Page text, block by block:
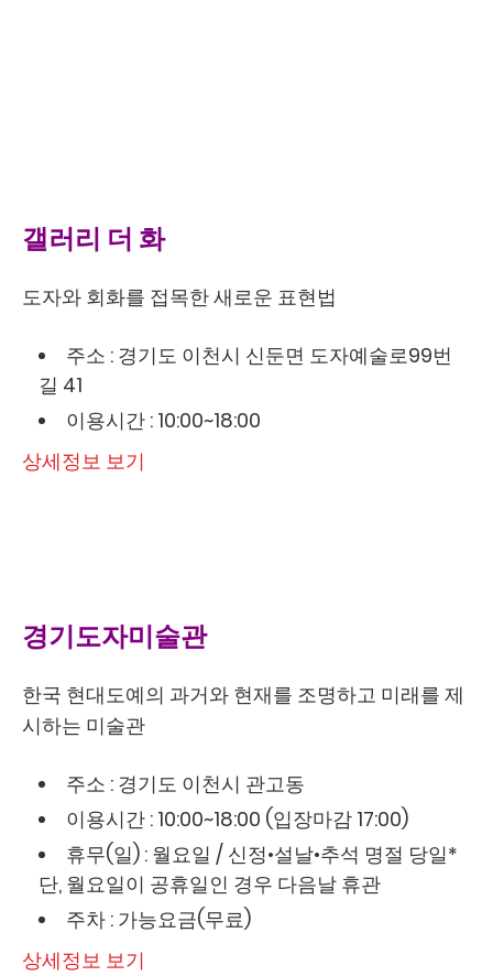
갤러리 더 화
도자와 회화를 접목한 새로운 표현법
주소 : 경기도 이천시 신둔면 도자예술로99번
길 41
이용시간 : 10:00~18:00
상세정보 보기
경기도자미술관
한국 현대도예의 과거와 현재를 조명하고 미래를 제
시하는 미술관
주소 : 경기도 이천시 관고동
이용시간 : 10:00~18:00 (입장마감 17:00)
휴무(일) : 월요일 / 신정•설날•추석 명절 당일*
단, 월요일이 공휴일인 경우 다음날 휴관
주차 : 가능요금(무료)
상세정보 보기